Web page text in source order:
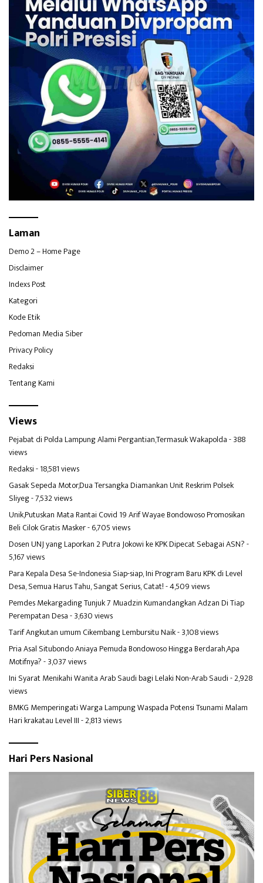
Laman
Demo 2 – Home Page
Disclaimer
Indexs Post
Kategori
Kode Etik
Pedoman Media Siber
Privacy Policy
Redaksi
Tentang Kami
Views
Pejabat di Polda Lampung Alami Pergantian,Termasuk Wakapolda- 388
views
Redaksi- 18,581 views
Gasak Sepeda Motor,Dua Tersangka Diamankan Unit Reskrim Polsek
Sliyeg- 7,532 views
Unik,Putuskan Mata Rantai Covid 19 Arif Wayae Bondowoso Promosikan
Beli Cilok Gratis Masker- 6,705 views
Dosen UNJ yang Laporkan 2 Putra Jokowi ke KPK Dipecat Sebagai ASN?-
5,167 views
Para Kepala Desa Se-Indonesia Siap-siap, Ini Program Baru KPK di Level
Desa, Semua Harus Tahu, Sangat Serius, Catat!- 4,509 views
Pemdes Mekargading Tunjuk 7 Muadzin Kumandangkan Adzan Di Tiap
Perempatan Desa- 3,630 views
Tarif Angkutan umum Cikembang Lembursitu Naik- 3,108 views
Pria Asal Situbondo Aniaya Pemuda Bondowoso Hingga Berdarah,Apa
Motifnya?- 3,037 views
Ini Syarat Menikahi Wanita Arab Saudi bagi Lelaki Non-Arab Saudi- 2,928
views
BMKG Memperingati Warga Lampung Waspada Potensi Tsunami Malam
Hari krakatau Level III- 2,813 views
Hari Pers Nasional